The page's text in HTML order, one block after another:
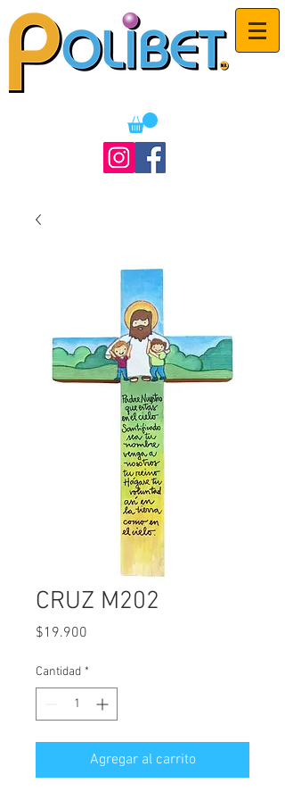
CRUZ M202
$19.900
Cantidad *
Agregar al carrito